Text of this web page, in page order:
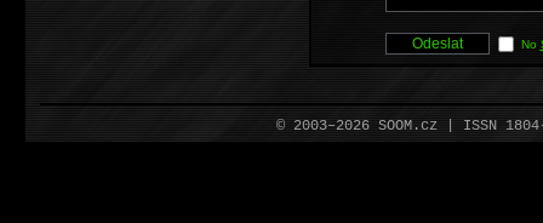
No
© 2003–2026 SOOM.cz | ISSN